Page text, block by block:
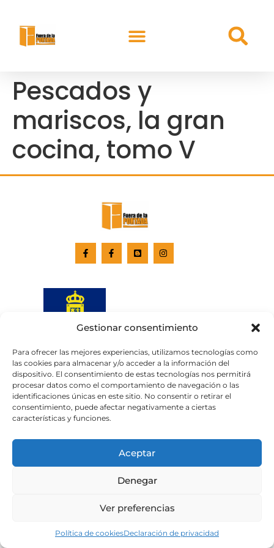
Gestionar consentimiento
Para ofrecer las mejores experiencias, utilizamos tecnologías como
las cookies para almacenar y/o acceder a la información del
dispositivo. El consentimiento de estas tecnologías nos permitirá
procesar datos como el comportamiento de navegación o las
identificaciones únicas en este sitio. No consentir o retirar el
consentimiento, puede afectar negativamente a ciertas
características y funciones.
Aceptar
Denegar
Ver preferencias
Política de cookiesDeclaración de privacidad
Pescados y
mariscos, la gran
cocina, tomo V
Web subvencionada por el
Cabildo de Gran Canaria
Aviso legalPolítica de privacidad